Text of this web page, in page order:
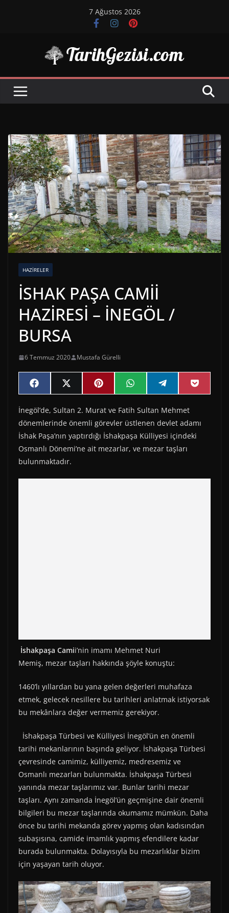
7 Ağustos 2026
HAZIRELER
İSHAK PAŞA CAMİİ
HAZİRESİ – İNEGÖL /
BURSA
6 Temmuz 2020 Mustafa Gürelli
Share
on
F
a
e
b
o
o
k
Share
on
X
(
w
i
t
t
e
r
)
Share
on
P
i
t
e
r
e
s
t
Share
on
W
h
t
s
A
p
p
Share
on
e
e
g
r
a
m
Share
on
P
o
e
t
İnegöl’de, Sultan 2. Murat ve Fatih Sultan Mehmet
dönemlerinde önemli görevler üstlenen devlet adamı
İshak Paşa’nın yaptırdığı İshakpaşa Külliyesi içindeki
Osmanlı Dönemi’ne ait mezarlar, ve mezar taşları
bulunmaktadır.
İshakpaşa Camii’nin imamı Mehmet Nuri
Memiş, mezar taşları hakkında şöyle konuştu:
1460’lı yıllardan bu yana gelen değerleri muhafaza
etmek, gelecek nesillere bu tarihleri anlatmak istiyorsak
bu mekânlara değer vermemiz gerekiyor.
İshakpaşa Türbesi ve Külliyesi İnegöl’ün en önemli
tarihi mekanlarının başında geliyor. İshakpaşa Türbesi
çevresinde camimiz, külliyemiz, medresemiz ve
Osmanlı mezarları bulunmakta. İshakpaşa Türbesi
yanında mezar taşlarımız var. Bunlar tarihi mezar
taşları. Aynı zamanda İnegöl’ün geçmişine dair önemli
bilgileri bu mezar taşlarında okumamız mümkün. Daha
önce bu tarihi mekanda görev yapmış olan kadısından
subaşısına, camide imamlık yapmış efendilere kadar
burada bulunmakta. Dolayısıyla bu mezarlıklar bizim
için yaşayan tarih oluyor.